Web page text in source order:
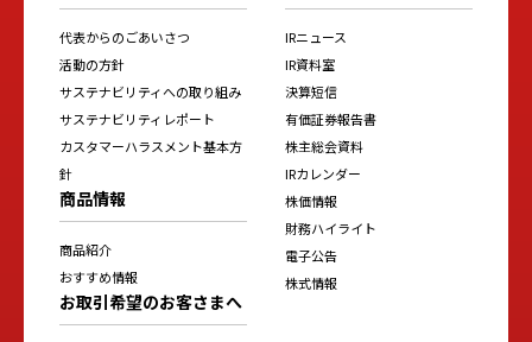
代表からのごあいさつ
活動の方針
サステナビリティへの取り組み
サステナビリティレポート
カスタマーハラスメント基本方
針
商品情報
商品紹介
おすすめ情報
お取引希望のお客さまへ
IRニュース
IR資料室
決算短信
有価証券報告書
株主総会資料
IRカレンダー
株価情報
財務ハイライト
電子公告
株式情報